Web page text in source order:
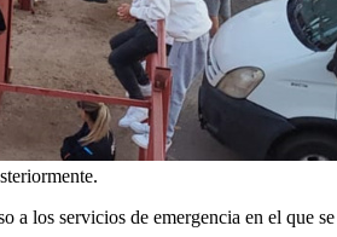
a los servicios de emergencia en el que